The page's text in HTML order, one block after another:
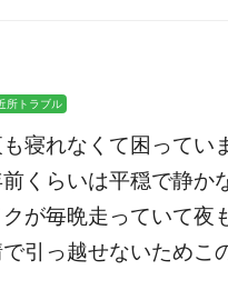
所トラブル
寝れなくて困ってい
くらいは平穏で静か
が毎晩走っていて夜
引っ越せないためこ